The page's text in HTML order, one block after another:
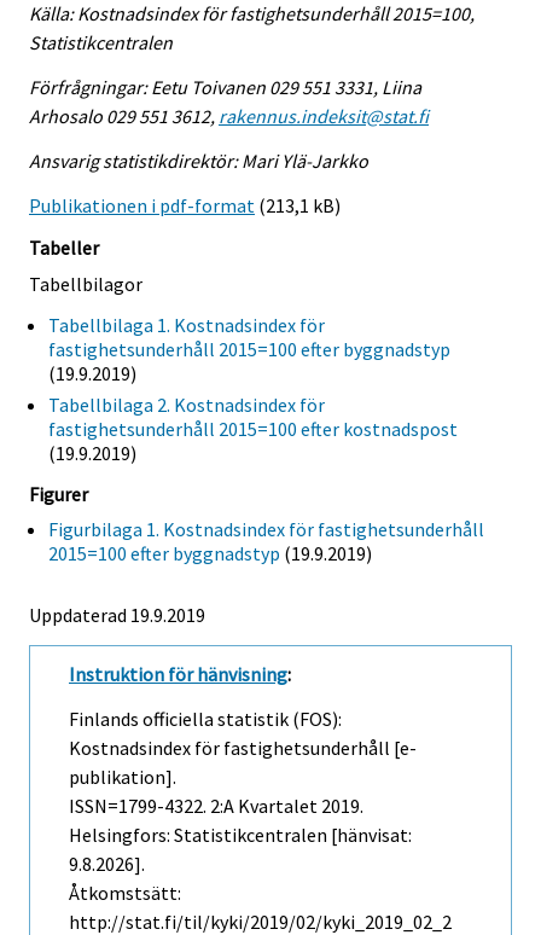
Källa: Kostnadsindex för fastighetsunderhåll 2015=100,
Statistikcentralen
Förfrågningar: Eetu Toivanen 029 551 3331, Liina
Arhosalo 029 551 3612, rakennus.indeksit@stat.fi
Ansvarig statistikdirektör: Mari Ylä-Jarkko
Publikationen i pdf-format (213,1 kB)
Tabeller
Tabellbilagor
Tabellbilaga 1. Kostnadsindex för
fastighetsunderhåll 2015=100 efter byggnadstyp
(19.9.2019)
Tabellbilaga 2. Kostnadsindex för
fastighetsunderhåll 2015=100 efter kostnadspost
(19.9.2019)
Figurer
Figurbilaga 1. Kostnadsindex för fastighetsunderhåll
2015=100 efter byggnadstyp (19.9.2019)
Uppdaterad 19.9.2019
Instruktion för hänvisning:
Finlands officiella statistik (FOS):
Kostnadsindex för fastighetsunderhåll [e-
publikation].
ISSN=1799-4322. 2:a Kvartalet 2019.
Helsingfors: Statistikcentralen [hänvisat:
9.8.2026].
Åtkomstsätt:
http://stat.fi/til/kyki/2019/02/kyki_2019_02_2